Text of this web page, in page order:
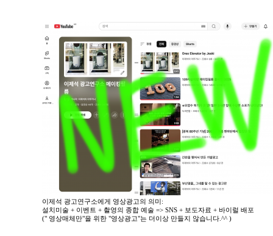
이제석 광고연구소에게 영상광고의 의미:
설치미술 + 이벤트 + 촬영의 종합 예술 => SNS + 보도자료 + 바이럴 배포
(" 영상매체만"을 위한 "영상광고"는 더이상 만들지 않습니다.^^ )